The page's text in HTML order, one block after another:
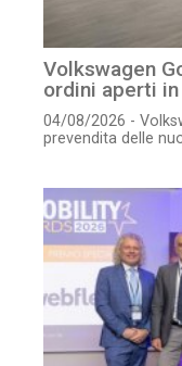
Volkswagen
ordini aperti
04/08/2026 -
prevendita delle